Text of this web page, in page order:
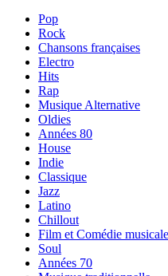
Pop
Rock
Chansons françaises
Electro
Hits
Rap
Musique Alternative
Oldies
Années 80
House
Indie
Classique
Jazz
Latino
Chillout
Film et Comédie musicale
Soul
Années 70